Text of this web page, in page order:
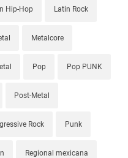
Hip-Hop Latin Rock
Metalcore
Pop Pop PUNK
Post-Metal
Rock Punk
Regional mexicana